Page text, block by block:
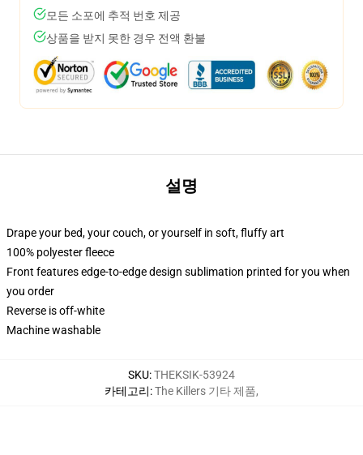
모든 소포에 추적 번호 제공
상품을 받지 못한 경우 전액 환불
설명
Drape your bed, your couch, or yourself in soft, fluffy art
100% polyester fleece
Front features edge-to-edge design sublimation printed for you when
you order
Reverse is off-white
Machine washable
SKU:THEKSIK-53924
카테고리:The Killers 기타 제품,